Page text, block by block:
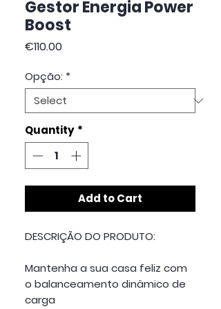
Gestor Energia Power
Boost
€110.00Price
Opção: *
Quantity *
Add to Cart
DESCRIÇÃO DO PRODUTO:
Mantenha a sua casa feliz com
o balanceamento dinâmico de
carga